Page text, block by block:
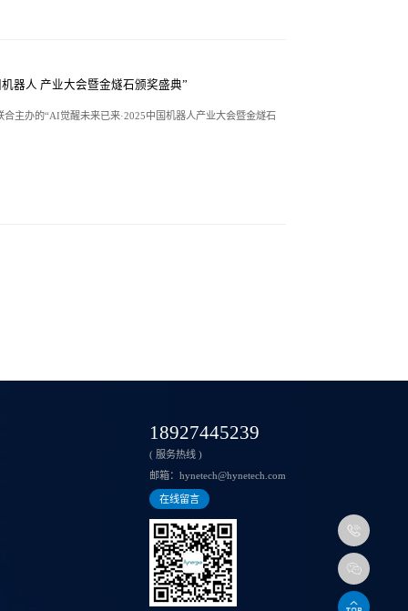
器人 产业大会暨金燧石颁奖盛典”
主办的“AI觉醒未来已来·2025中国机器人产业大会暨金燧石
18927445239
( 服务热线 )
邮箱： hynetech@hynetech.com
在线留言